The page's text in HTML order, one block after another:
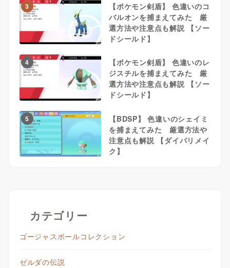
3
【ポケモン剣盾】 色違いのコ
バルオンを捕まえてみた 厳
選方法や注意点も解説 【ソー
ドシールド】
4
【ポケモン剣盾】 色違いのレ
ジスチルを捕まえてみた 厳
選方法や注意点も解説 【ソー
ドシールド】
5
【BDSP】 色違いのシェイミ
を捕まえてみた 厳選方法や
注意点も解説 【ダイパリメイ
ク】
カテゴリー
ゴージャスボールコレクション
ゼルダの伝説